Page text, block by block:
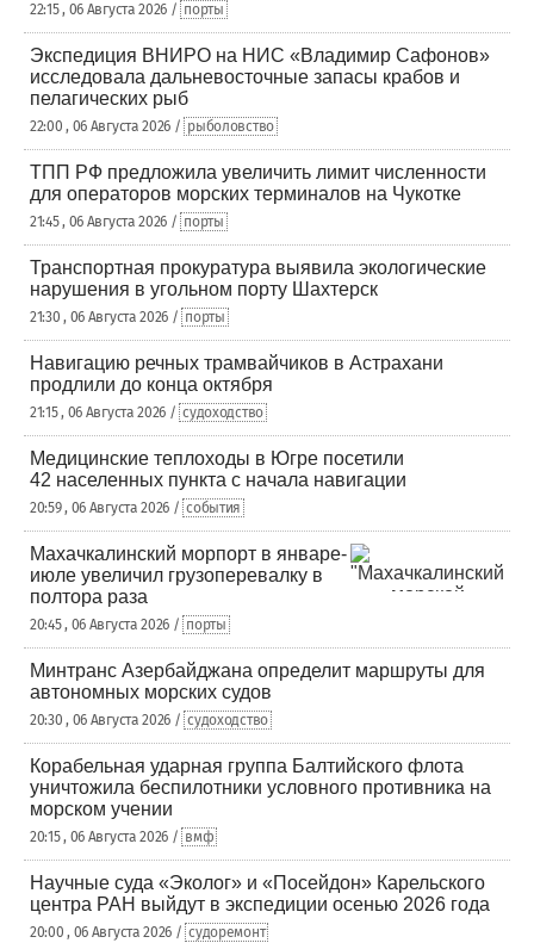
22:15 , 06 Августа 2026 / порты
Экспедиция ВНИРО на НИС «Владимир Сафонов»
исследовала дальневосточные запасы крабов и
пелагических рыб
22:00 , 06 Августа 2026 / рыболовство
ТПП РФ предложила увеличить лимит численности
для операторов морских терминалов на Чукотке
21:45 , 06 Августа 2026 / порты
Транспортная прокуратура выявила экологические
нарушения в угольном порту Шахтерск
21:30 , 06 Августа 2026 / порты
Навигацию речных трамвайчиков в Астрахани
продлили до конца октября
21:15 , 06 Августа 2026 / судоходство
Медицинские теплоходы в Югре посетили
42 населенных пункта с начала навигации
20:59 , 06 Августа 2026 / события
Махачкалинский морпорт в январе-
июле увеличил грузоперевалку в
полтора раза
20:45 , 06 Августа 2026 / порты
Минтранс Азербайджана определит маршруты для
автономных морских судов
20:30 , 06 Августа 2026 / судоходство
Корабельная ударная группа Балтийского флота
уничтожила беспилотники условного противника на
морском учении
20:15 , 06 Августа 2026 / вмф
Научные суда «Эколог» и «Посейдон» Карельского
центра РАН выйдут в экспедиции осенью 2026 года
20:00 , 06 Августа 2026 / судоремонт